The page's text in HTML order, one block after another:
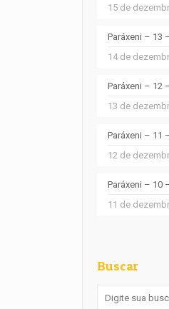
15 de
Paráxeni – 13
14 de
Paráxeni – 12
13 de
Paráxeni – 11
12 de
Paráxeni – 10
11 de
Buscar